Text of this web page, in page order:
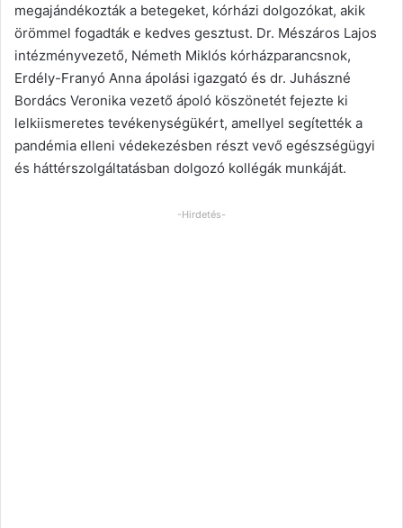
megajándékozták a betegeket, kórházi dolgozókat, akik
örömmel fogadták e kedves gesztust. Dr. Mészáros Lajos
intézményvezető, Németh Miklós kórházparancsnok,
Erdély-Franyó Anna ápolási igazgató és dr. Juhászné
Bordács Veronika vezető ápoló köszönetét fejezte ki
lelkiismeretes tevékenységükért, amellyel segítették a
pandémia elleni védekezésben részt vevő egészségügyi
és háttérszolgáltatásban dolgozó kollégák munkáját.
-Hirdetés-